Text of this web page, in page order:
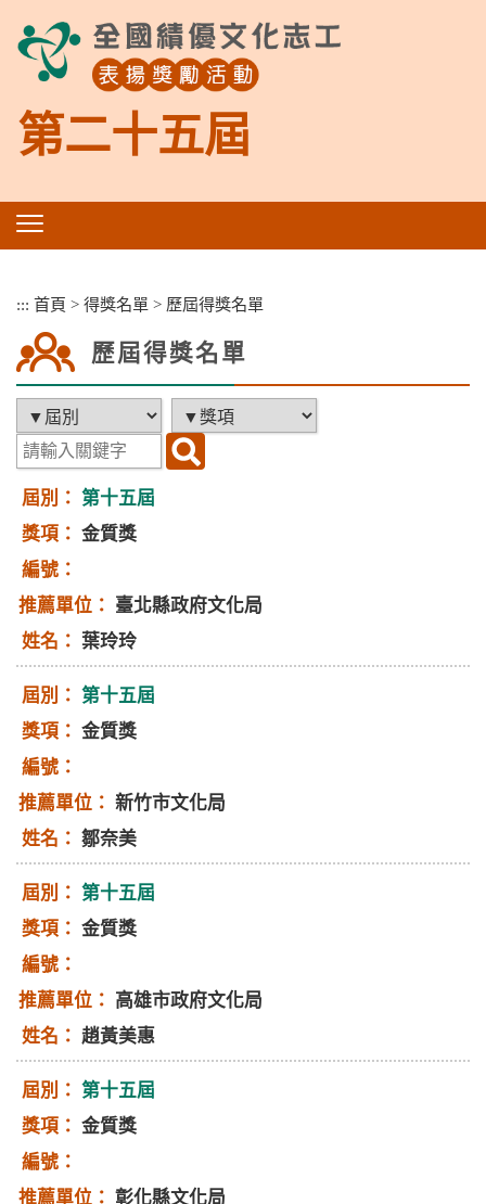
第二十五屆
::: 首頁 > 得獎名單 > 歷屆得獎名單
歷屆得獎名單
第十五屆
金質獎
臺北縣政府文化局
葉玲玲
第十五屆
金質獎
新竹市文化局
鄒奈美
第十五屆
金質獎
高雄市政府文化局
趙黃美惠
第十五屆
金質獎
彰化縣文化局